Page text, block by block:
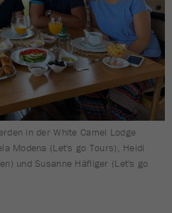
in der White Camel Lodge
Modena (Let's go Tours), Heidi
und Susanne Häfliger (Let's go